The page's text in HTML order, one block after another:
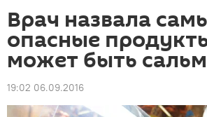
Врач назвала
опасные
может быть
19:02 06.09.2016